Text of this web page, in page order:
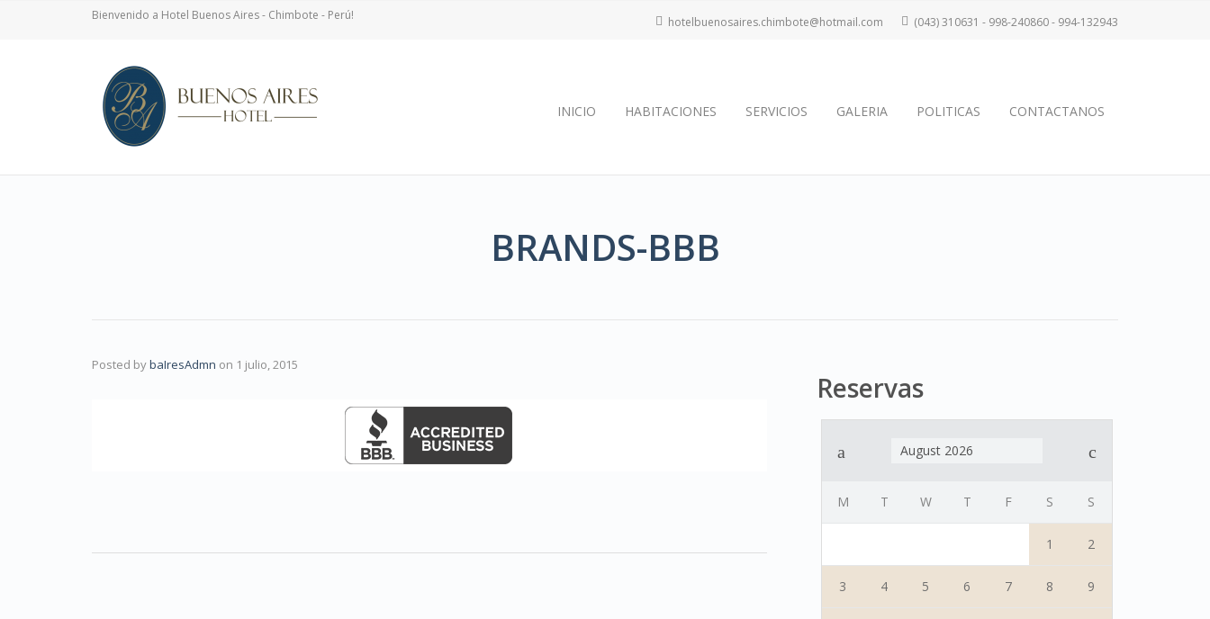
Bienvenido a Hotel Buenos Aires - Chimbote - Perú! hotelbuenosaires.chimbote@hotmail.com (043) 310631 - 998-240860 - 994-132943
INICIO HABITACIONES SERVICIOS GALERIA POLITICAS CONTACTANOS
BRANDS-BBB
Posted bybaIresAdmn on 1 julio, 2015
Reservas
August 2026
M T W T F S S
1 2
3 4 5 6 7 8 9